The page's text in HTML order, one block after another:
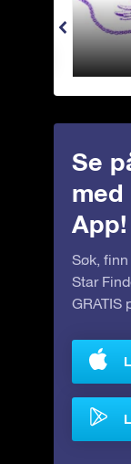
Se
med
App!
Søk,
Star
GRATIS